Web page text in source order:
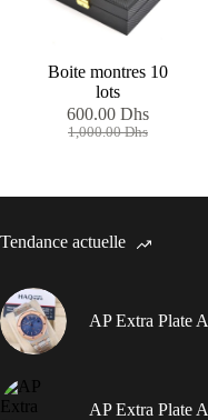
Boite montres 10
lots
1,000.00Dhs
Le
600.00Dhs
Le
Tendance actuelle
AP Extra Plate
AP Extra Plate